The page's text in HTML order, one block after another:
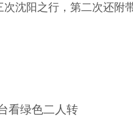
次沈阳之行，第二次还附
看绿色二人转